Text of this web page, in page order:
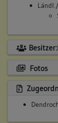
Fotos